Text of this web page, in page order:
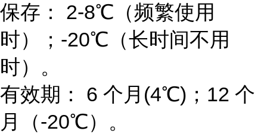
保存：
2-8℃（频繁使用
时）；-20℃（长时间不用
时）。
有效期：
6 个月(4℃)；12 个
月（-20℃）。